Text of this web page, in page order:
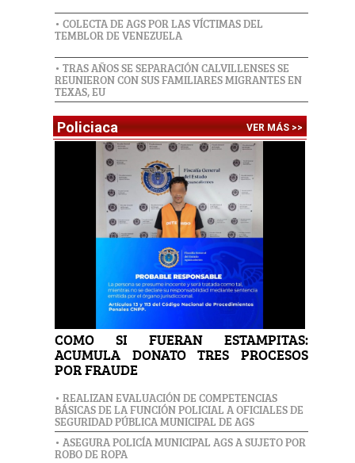
• COLECTA DE AGS POR LAS VÍCTIMAS DEL
TEMBLOR DE VENEZUELA
• TRAS AÑOS SE SEPARACIÓN CALVILLENSES SE
REUNIERON CON SUS FAMILIARES MIGRANTES EN
TEXAS, EU
Policiaca VER MÁS >>
COMO SI FUERAN ESTAMPITAS:
ACUMULA DONATO TRES PROCESOS
POR FRAUDE
• REALIZAN EVALUACIÓN DE COMPETENCIAS
BÁSICAS DE LA FUNCIÓN POLICIAL A OFICIALES DE
SEGURIDAD PÚBLICA MUNICIPAL DE AGS
• ASEGURA POLICÍA MUNICIPAL AGS A SUJETO POR
ROBO DE ROPA